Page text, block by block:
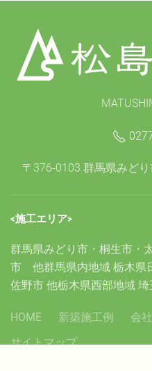
〒376-0103 群馬県みど
<施工エリア>
群馬県みどり市・桐生市・
市 他群馬県内地域 栃木県
佐野市 他栃木県西部地域
HOME 新築施工例 会
サイトマップ